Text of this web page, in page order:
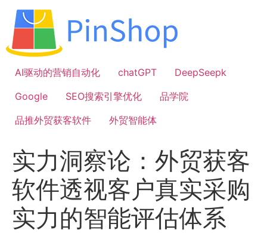
容
AI驱动的营销自动化
chatGPT
DeepSeepk
Google
SEO搜索引擎优化
品学院
品推外贸获客软件
外贸智能体
实力洞察论：外贸获客
软件透视客户真实采购
实力的智能评估体系